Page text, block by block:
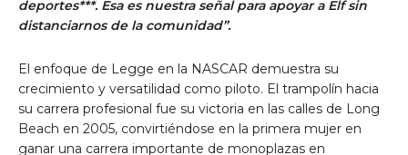
deportes***. Esa es nuestra señal para apoyar a Elf sin
distanciarnos de la comunidad”.
El enfoque de Legge en la NASCAR demuestra su
crecimiento y versatilidad como piloto. El trampolín hacia
su carrera profesional fue su victoria en las calles de Long
Beach en 2005, convirtiéndose en la primera mujer en
ganar una carrera importante de monoplazas en